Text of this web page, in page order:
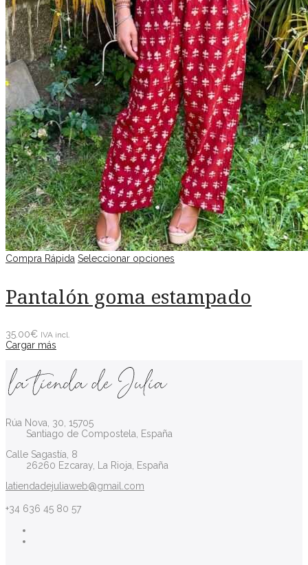
Compra Rápida Seleccionar opciones
Pantalón goma estampado
35.00€ IVA incl.
Cargar más
Rúa Nova, 30, 15705
Santiago de Compostela, España
Calle Sagastía, 8
26260 Ezcaray, La Rioja, España
latiendadejuliaweb@gmail.com
+34 636 45 80 57